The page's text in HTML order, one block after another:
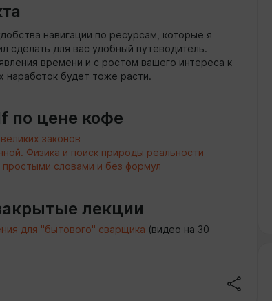
навигации по ресурсам, которые я
сделать для вас удобный путеводитель.
времени и с ростом вашего интереса к
наработок будет тоже расти.
по цене кофе
законов
Физика и поиск природы реальности
простыми словами и без формул
лекции
для "бытового" сварщика (видео на 30